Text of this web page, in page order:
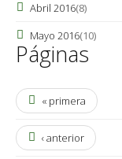
Abril 2016(8)
Mayo 2016(10)
Páginas
« primera
‹ anterior